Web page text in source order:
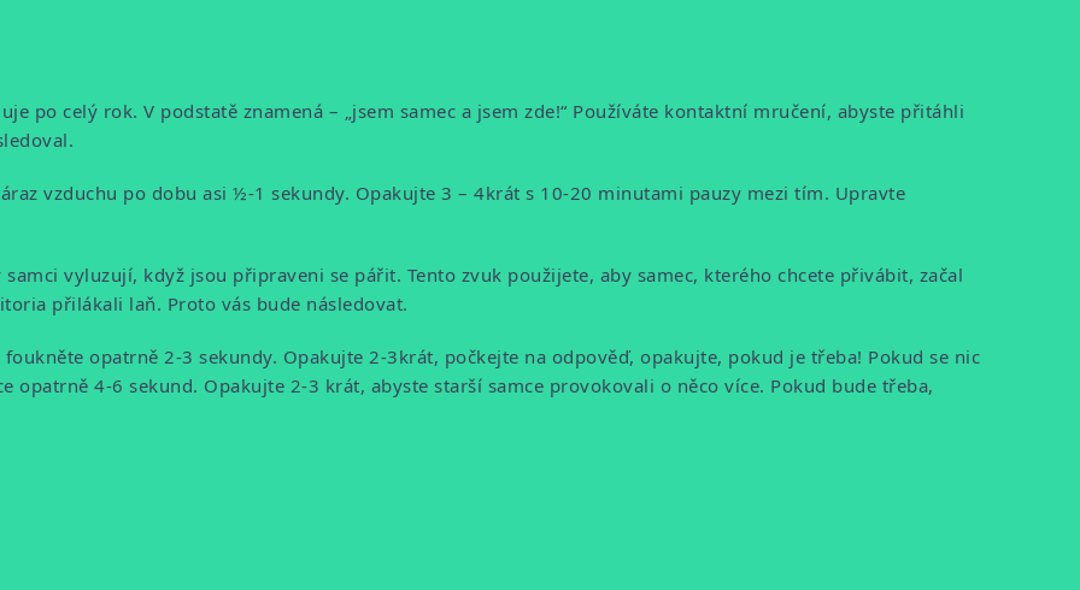
po celý rok. V podstatě znamená – „jsem samec a jsem zde!“ Používáte kontaktní mručení, abyste přitáhli
vzduchu po dobu asi ½-1 sekundy. Opakujte 3 – 4krát s 10-20 minutami pauzy mezi tím. Upravte
samci vyluzují, když jsou připraveni se pářit. Tento zvuk použijete, aby samec, kterého chcete přivábit, začal
přilákali laň. Proto vás bude následovat.
opatrně 2-3 sekundy. Opakujte 2-3krát, počkejte na odpověď, opakujte, pokud je třeba! Pokud se nic
opatrně 4-6 sekund. Opakujte 2-3 krát, abyste starší samce provokovali o něco více. Pokud bude třeba,